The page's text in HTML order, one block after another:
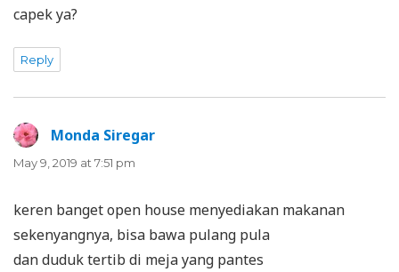
capek ya?
Reply
Monda Siregar
May 9, 2019 at 7:51 pm
keren banget open house menyediakan makanan
sekenyangnya, bisa bawa pulang pula
dan duduk tertib di meja yang pantes